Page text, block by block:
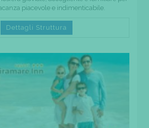
piacevole e indimenticabile.
Dettagli Struttura